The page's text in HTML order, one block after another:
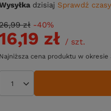
dzisiaj Sprawdź
zł / szt.
Najniższa cena produktu w
zł -40%